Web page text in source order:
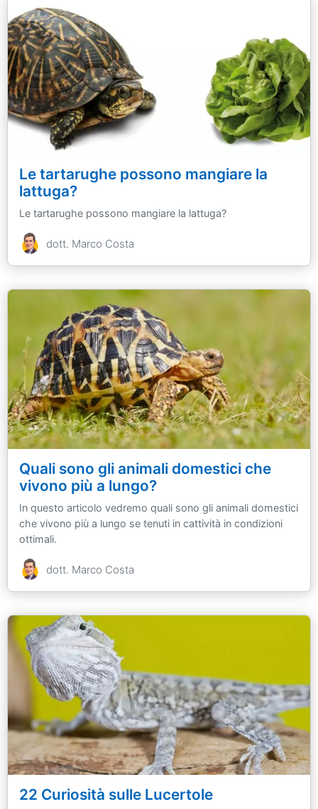
Le tartarughe possono mangiare la
lattuga?
Le tartarughe possono mangiare la lattuga?
dott. Marco Costa
Quali sono gli animali domestici che
vivono più a lungo?
In questo articolo vedremo quali sono gli animali domestici
che vivono più a lungo se tenuti in cattività in condizioni
ottimali.
dott. Marco Costa
22 Curiosità sulle Lucertole